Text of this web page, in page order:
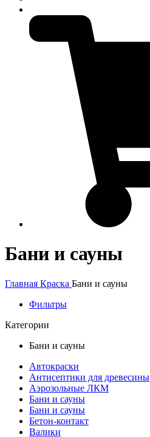
Бани и сауны
Главная Краска Бани и сауны
Фильтры
Категории
Бани и сауны
Автокраски
Антисептики для древесины
Аэрозольные ЛКМ
Бани и сауны
Бани и сауны
Бетон-контакт
Валики